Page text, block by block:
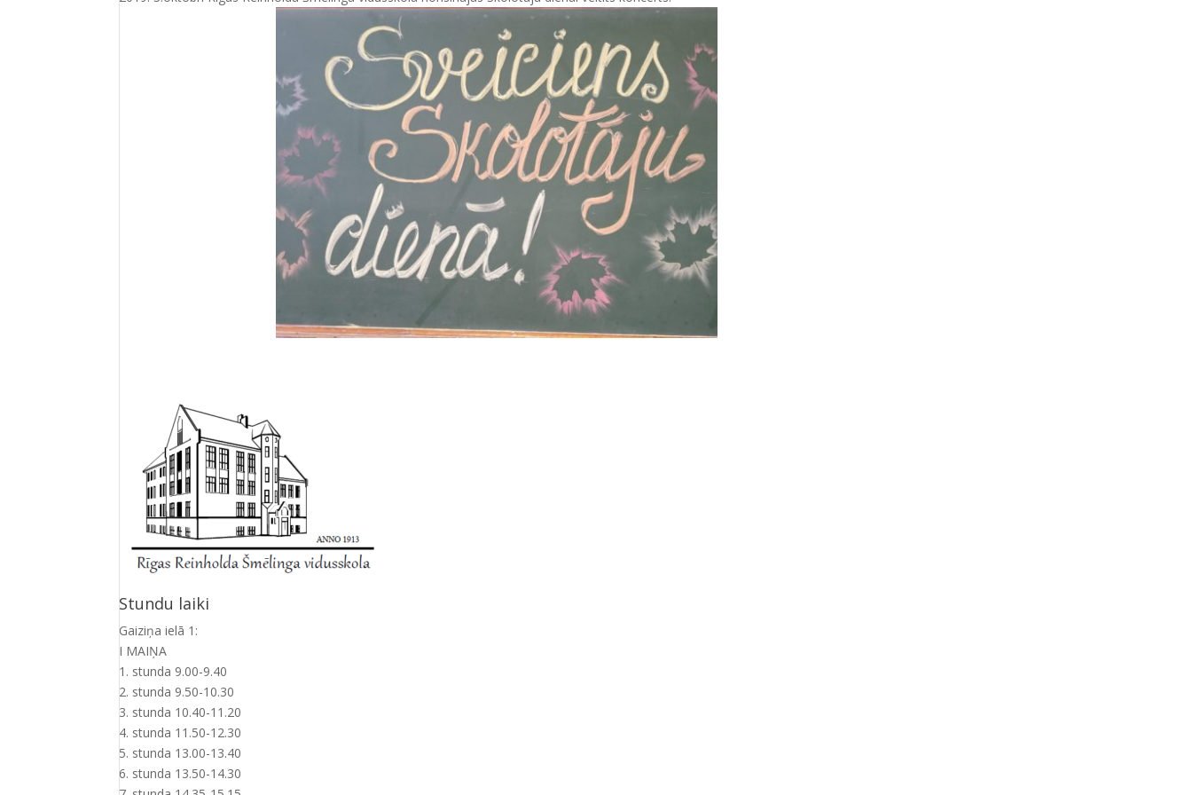
Stundu laiki
Gaiziņa ielā 1:
I MAIŅA
1. stunda 9.00-9.40
2. stunda 9.50-10.30
3. stunda 10.40-11.20
4. stunda 11.50-12.30
5. stunda 13.00-13.40
6. stunda 13.50-14.30